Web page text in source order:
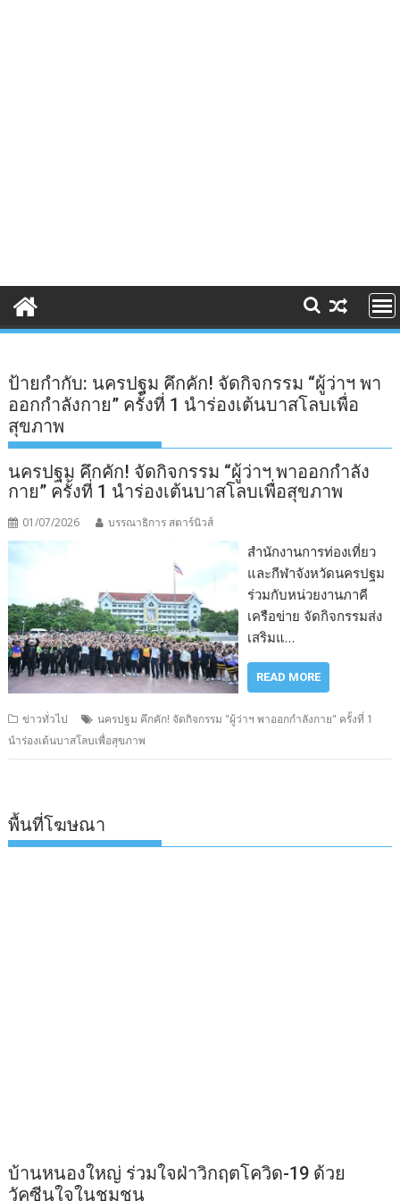
ป้ายกำกับ: นครปฐม คึกคัก! จัดกิจกรรม “ผู้ว่าฯ พา
ออกกำลังกาย” ครั้งที่ 1 นำร่องเต้นบาสโลบเพื่อ
สุขภาพ
นครปฐม คึกคัก! จัดกิจกรรม “ผู้ว่าฯ พาออกกำลัง
กาย” ครั้งที่ 1 นำร่องเต้นบาสโลบเพื่อสุขภาพ
01/07/2026 บรรณาธิการ สตาร์นิวส์
สำนักงานการท่องเที่ยว
และกีฬาจังหวัดนครปฐม
ร่วมกับหน่วยงานภาคี
เครือข่าย จัดกิจกรรมส่ง
เสริมแ…
READ MORE
ข่าวทั่วไป
นครปฐม คึกคัก! จัดกิจกรรม "ผู้ว่าฯ พาออกกำลังกาย" ครั้งที่ 1
นำร่องเต้นบาสโลบเพื่อสุขภาพ
พื้นที่โฆษณา
บ้านหนองใหญ่ ร่วมใจฝ่าวิกฤตโควิด-19 ด้วย
วัคซีนใจในชุมชน